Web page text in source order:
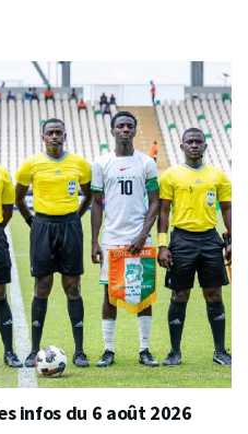
infos du 6 août 2026